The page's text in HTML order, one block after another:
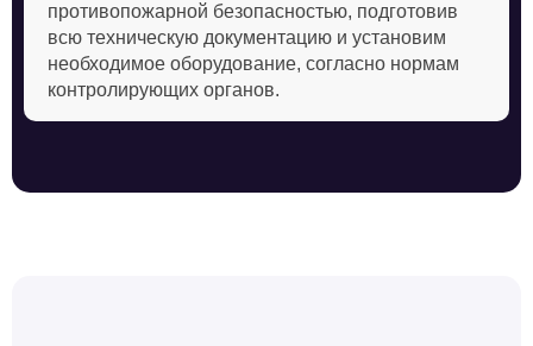
противопожарной безопасностью, подготовив
всю техническую документацию и установим
необходимое оборудование, согласно нормам
контролирующих органов.